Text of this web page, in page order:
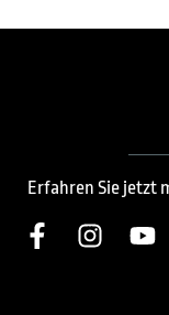
Erfahren Sie jetzt